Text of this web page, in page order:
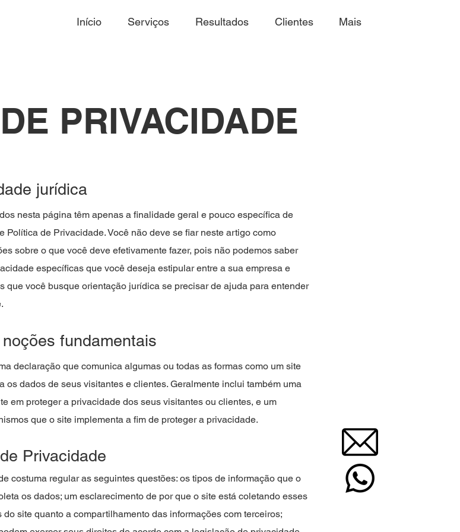
Início Serviços Resultados Clientes Mais
PRIVACIDADE
jurídica
nesta página têm apenas a finalidade geral e pouco específica de
Política de Privacidade. Você não deve se fiar neste artigo como
sobre o que você deve efetivamente fazer, pois não podemos saber
específicas que você deseja estipular entre a sua empresa e
que você busque orientação jurídica se precisar de ajuda para entender
fundamentais
declaração que comunica algumas ou todas as formas como um site
os dados de seus visitantes e clientes. Geralmente inclui também uma
em proteger a privacidade dos seus visitantes ou clientes, e um
que o site implementa a fim de proteger a privacidade.
Privacidade
costuma regular as seguintes questões: os tipos de informação que o
os dados; um esclarecimento de por que o site está coletando esses
site quanto a compartilhamento das informações com terceiros;